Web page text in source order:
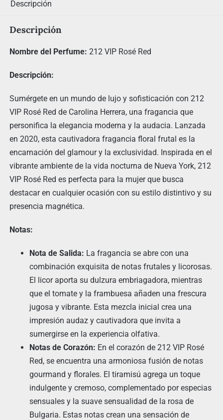
Descripción
Descripción
Nombre del Perfume: 212 VIP Rosé Red
Descripción:
Sumérgete en un mundo de lujo y sofisticación con 212
VIP Rosé Red de Carolina Herrera, una fragancia que
personifica la elegancia moderna y la audacia. Lanzada
en 2020, esta cautivadora fragancia floral frutal es la
encarnación del glamour y la exclusividad. Inspirada en el
vibrante ambiente de la vida nocturna de Nueva York, 212
VIP Rosé Red es perfecta para la mujer que busca
destacar en cualquier ocasión con su estilo distintivo y su
presencia magnética.
Notas:
Nota de Salida: La fragancia se abre con una
combinación exquisita de notas frutales y licorosas.
El licor aporta su dulzura embriagadora, mientras
que el tomate y la frambuesa añaden una frescura
jugosa y vibrante. Esta mezcla inicial crea una
impresión audaz y cautivadora que invita a
sumergirse en la experiencia olfativa.
Notas de Corazón: En el corazón de 212 VIP Rosé
Red, se encuentra una armoniosa fusión de notas
gourmand y florales. El tiramisú agrega un toque
indulgente y cremoso, complementado por especias
sensuales y la suave sensualidad de la rosa de
Bulgaria. Estas notas crean una sensación de